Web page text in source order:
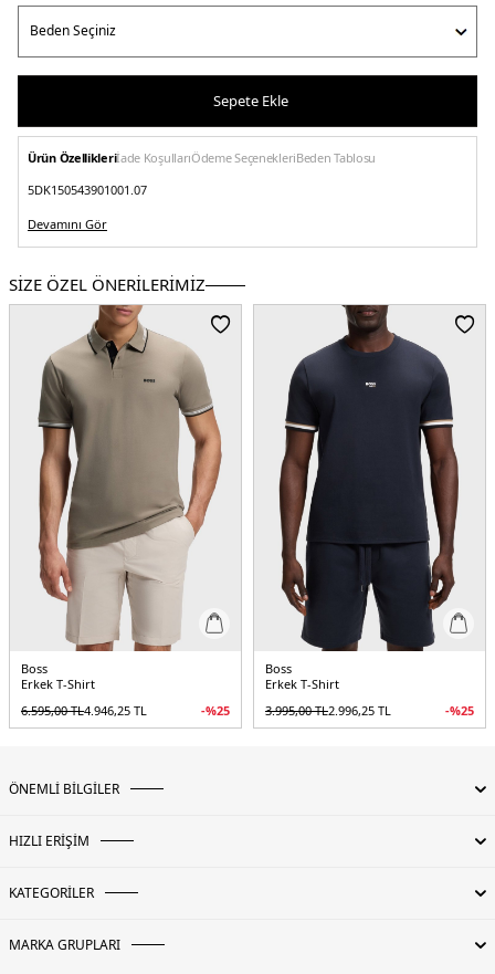
Sepete Ekle
Ürün Özellikleriİade KoşullarıÖdeme SeçenekleriBeden Tablosu
5DK150543901001.07
Devamını Gör
SİZE ÖZEL ÖNERİLERİMİZ
Boss
Erkek T-Shirt
6.595,00TL4.946,25 TL -%25
Boss
Erkek T-Shirt
3.995,00TL2.996,25 TL -%25
ÖNEMLİ BİLGİLER
HIZLI ERİŞİM
KATEGORİLER
MARKA GRUPLARI